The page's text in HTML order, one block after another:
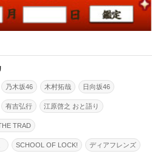
乃木坂46 木村拓哉 日向坂46
有吉弘行 江原啓之 おと語り
TRAD
SCHOOL OF LOCK! ディアフレンズ